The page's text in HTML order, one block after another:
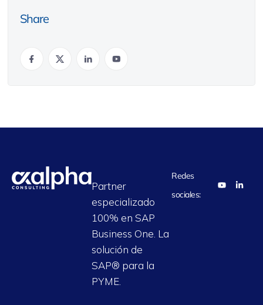
Share
Partner
especializado
100% en SAP
Business One. La
solución de
SAP® para la
PYME.
Redes
sociales: